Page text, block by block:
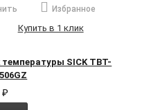
Избранное
Купить в 1 клик
SICK TBT-
₽